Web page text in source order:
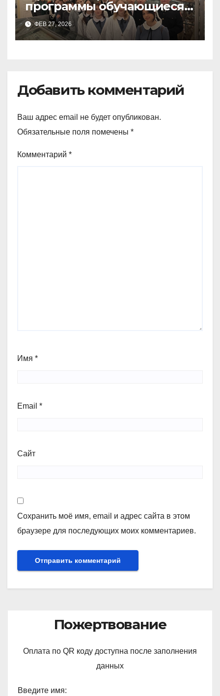
программы обучающиеся
9а,8,9б классов посетили
зоологический музей и
ФЕВ 27, 2026
Добавить комментарий
Ваш адрес email не будет опубликован.
Обязательные поля помечены *
Комментарий *
Имя *
Email *
Сайт
Сохранить моё имя, email и адрес сайта в этом
браузере для последующих моих комментариев.
Пожертвование
Оплата по QR коду доступна после заполнения
данных
Введите имя: